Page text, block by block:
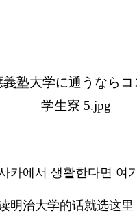
카에서 생활한다면 여
明治大学的话就选这